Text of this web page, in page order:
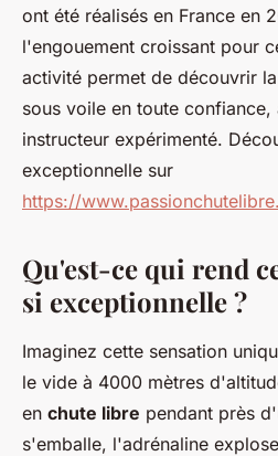
ont été réalisés en France en
l'engouement croissant pour
activité permet de découvrir la
sous voile en toute
instructeur expérimenté.
exceptionnelle sur
https://
Qu'est-ce qui rend
si exceptionnelle ?
Imaginez cette sensation
le vide à 4000 mètres
en chute libre pendant près
s'emballe, l'adrénaline